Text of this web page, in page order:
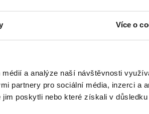
Více o
a analýze naší návštěvnosti
partnery pro sociální média, inzerci a
poskytli nebo které získali v důsledku